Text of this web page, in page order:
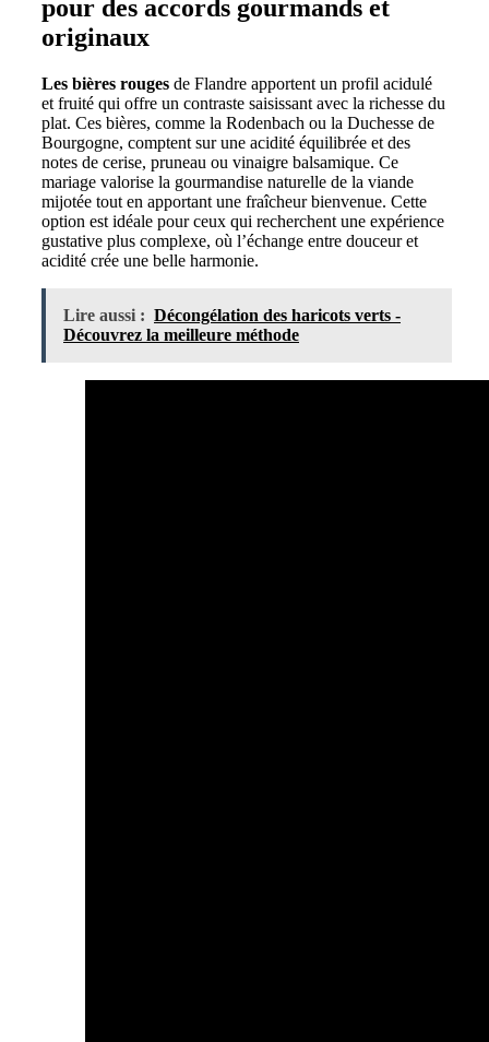
pour des accords gourmands et
originaux
Les bières rouges de Flandre apportent un profil acidulé
et fruité qui offre un contraste saisissant avec la richesse du
plat. Ces bières, comme la Rodenbach ou la Duchesse de
Bourgogne, comptent sur une acidité équilibrée et des
notes de cerise, pruneau ou vinaigre balsamique. Ce
mariage valorise la gourmandise naturelle de la viande
mijotée tout en apportant une fraîcheur bienvenue. Cette
option est idéale pour ceux qui recherchent une expérience
gustative plus complexe, où l’échange entre douceur et
acidité crée une belle harmonie.
Lire aussi : Décongélation des haricots verts -
Découvrez la meilleure méthode